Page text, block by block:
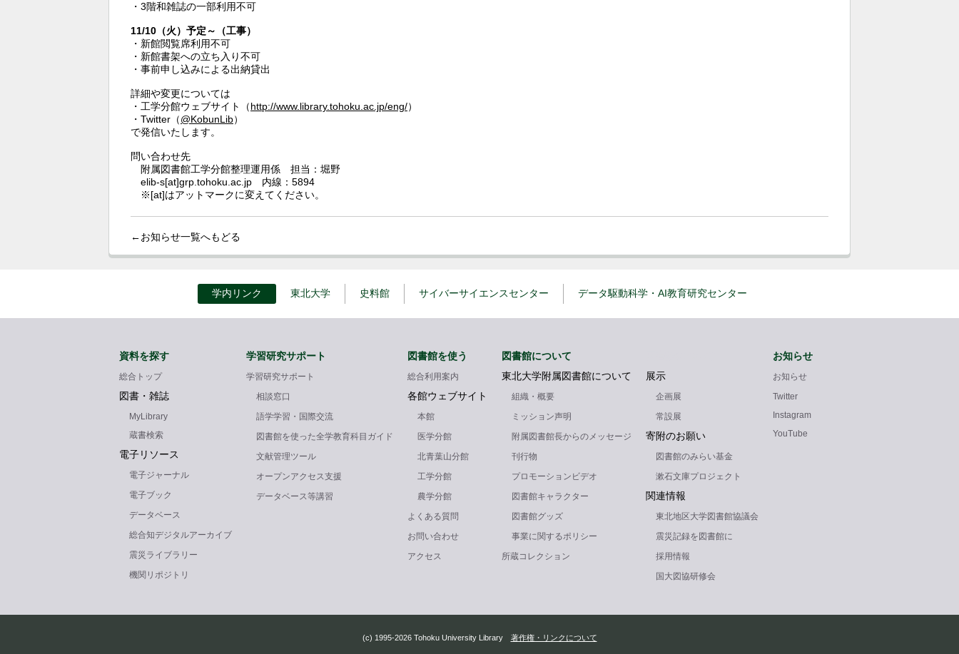
・3階和雑誌の一部利用不可
11/10（火）予定～（工事）
・新館閲覧席利用不可
・新館書架への立ち入り不可
・事前申し込みによる出納貸出
詳細や変更については
・工学分館ウェブサイト（http://www.library.tohoku.ac.jp/eng/）
・Twitter（@KobunLib）
で発信いたします。
問い合わせ先
附属図書館工学分館整理運用係 担当：堀野
elib-s[at]grp.tohoku.ac.jp 内線：5894
※[at]はアットマークに変えてください。
←お知らせ一覧へもどる
学内リンク 東北大学 史料館 サイバーサイエンスセンター データ駆動科学・AI教育研究センター
資料を探す
総合トップ
図書・雑誌
MyLibrary
蔵書検索
電子リソース
電子ジャーナル
電子ブック
データベース
総合知デジタルアーカイブ
震災ライブラリー
機関リポジトリ
学習研究サポート
学習研究サポート
相談窓口
語学学習・国際交流
図書館を使った全学教育科目ガイド
文献管理ツール
オープンアクセス支援
データベース等講習
図書館を使う
総合利用案内
各館ウェブサイト
本館
医学分館
北青葉山分館
工学分館
農学分館
よくある質問
お問い合わせ
アクセス
図書館について
東北大学附属図書館について
組織・概要
ミッション声明
附属図書館長からのメッセージ
刊行物
プロモーションビデオ
図書館キャラクター
図書館グッズ
事業に関するポリシー
所蔵コレクション
展示
企画展
常設展
寄附のお願い
図書館のみらい基金
漱石文庫プロジェクト
関連情報
東北地区大学図書館協議会
震災記録を図書館に
採用情報
国大図協研修会
お知らせ
お知らせ
Twitter
Instagram
YouTube
(c) 1995-2026 Tohoku University Library 著作権・リンクについて